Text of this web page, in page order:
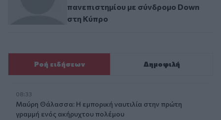
πανεπιστημίου με σύνδρομο Down
στη Κύπρο
Ροή ειδήσεων Δημοφιλή
08:33
Μαύρη Θάλασσα: Η εμπορική ναυτιλία στην πρώτη
γραμμή ενός ακήρυχτου πολέμου